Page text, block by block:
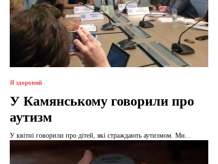
Я здоровий
У Камянському говорили про
аутизм
У квітні говорили про дітей, які страждають аутизмом. Ми...